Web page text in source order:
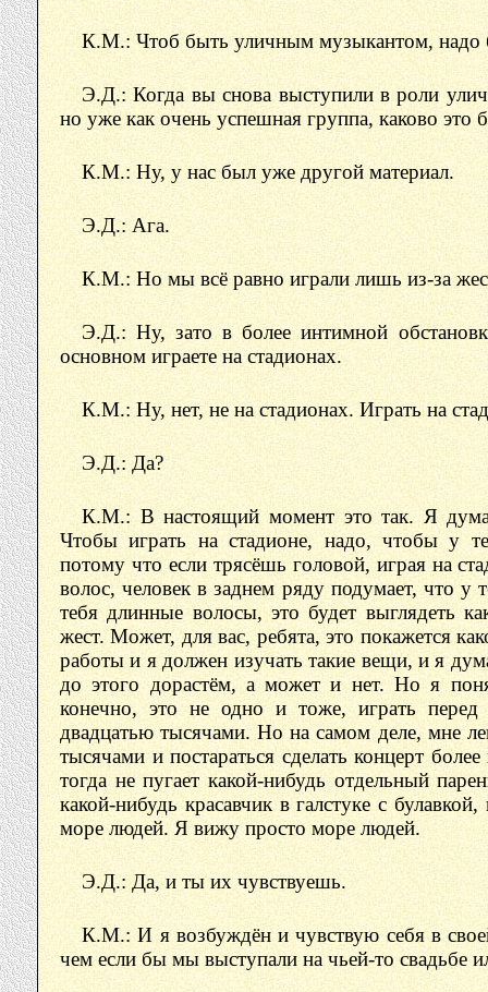
К.М.: Чтоб быть уличным музыкантом, надо
Э.Д.: Когда вы снова выступили в роли
но уже как очень успешная группа, каково это
К.М.: Ну, у нас был уже другой материал.
Э.Д.: Ага.
К.М.: Но мы всё равно играли лишь из-за
Э.Д.: Ну, зато в более интимной
основном играете на стадионах.
К.М.: Ну, нет, не на стадионах. Играть на
Э.Д.: Да?
К.М.: В настоящий момент это так. Я
Чтобы играть на стадионе, надо, чтобы у
потому что если трясёшь головой, играя на
волос, человек в заднем ряду подумает, что у
тебя длинные волосы, это будет выглядеть
жест. Может, для вас, ребята, это покажется
работы и я должен изучать такие вещи, и я
до этого дорастём, а может и нет. Но я
конечно, это не одно и тоже, играть перед
двадцатью тысячами. Но на самом деле, мне
тысячами и постараться сделать концерт
тогда не пугает какой-нибудь отдельный
какой-нибудь красавчик в галстуке с
море людей. Я вижу просто море людей.
Э.Д.: Да, и ты их чувствуешь.
К.М.: И я возбуждён и чувствую себя в
чем если бы мы выступали на чьей-то свадьбе